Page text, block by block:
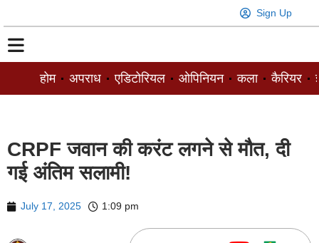
Sign Up
होम अपराध एडिटोरियल ओपिनियन कला कैरियर
CRPF जवान की करंट लगने से मौत, दी
गई अंतिम सलामी!
July 17, 2025 1:09 pm